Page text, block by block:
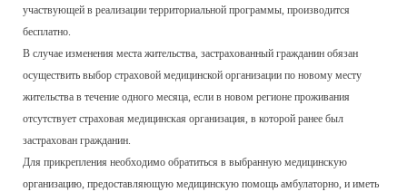
участвующей в реализации территориальной программы, производится
бесплатно.
В случае изменения места жительства, застрахованный гражданин обязан
осуществить выбор страховой медицинской организации по новому месту
жительства в течение одного месяца, если в новом регионе проживания
отсутствует страховая медицинская организация, в которой ранее был
застрахован гражданин.
Для прикрепления необходимо обратиться в выбранную медицинскую
организацию, предоставляющую медицинскую помощь амбулаторно, и иметь